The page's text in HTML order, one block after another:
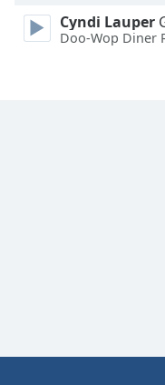
Cyndi Lauper
Doo-Wop Diner